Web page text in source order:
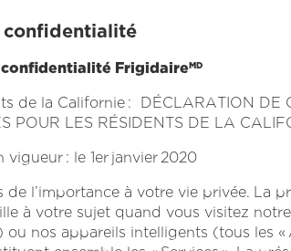
FrigidaireMD
de la Californie : DÉCLARATION DE
POUR LES RÉSIDENTS DE LA
vigueur : le 1erjanvier 2020
de l’importance à votre vie privée. La
à votre sujet quand vous visitez
ou nos appareils intelligents (tous les